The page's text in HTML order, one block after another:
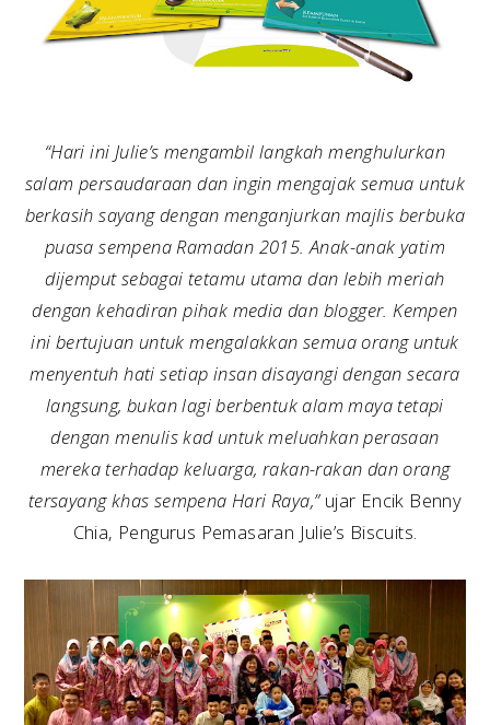
“Hari ini Julie’s mengambil langkah menghulurkan
salam persaudaraan dan ingin mengajak semua untuk
berkasih sayang dengan menganjurkan majlis berbuka
puasa sempena Ramadan 2015. Anak-anak yatim
dijemput sebagai tetamu utama dan lebih meriah
dengan kehadiran pihak media dan blogger. Kempen
ini bertujuan untuk mengalakkan semua orang untuk
menyentuh hati setiap insan disayangi dengan secara
langsung, bukan lagi berbentuk alam maya tetapi
dengan menulis kad untuk meluahkan perasaan
mereka terhadap keluarga, rakan-rakan dan orang
tersayang khas sempena Hari Raya,”ujar Encik Benny
Chia, Pengurus Pemasaran Julie’s Biscuits.